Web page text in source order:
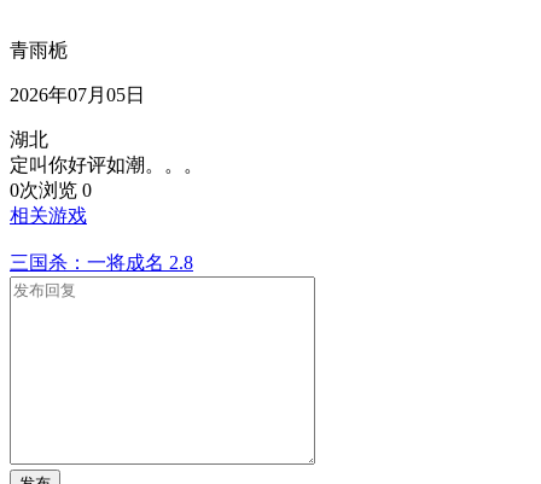
青雨栀
2026年07月05日
湖北
定叫你好评如潮。。。
0次浏览 0
相关游戏
三国杀：一将成名 2.8